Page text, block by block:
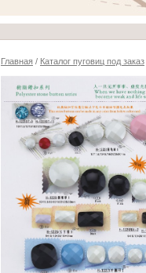
Главная / Каталог пуговиц под заказ